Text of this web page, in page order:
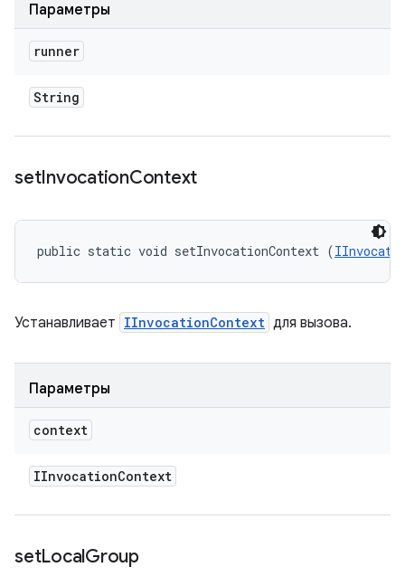
Параметры
runner
String
setInvocationContext
public static void setInvocationContext (
Устанавливает IInvocationContext для вызова.
Параметры
context
IInvocationContext
setLocalGroup